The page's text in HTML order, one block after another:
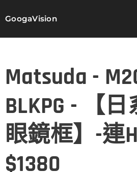
GoogaVision
Matsuda -
BLKPG - 【
眼鏡框】-連
$1380